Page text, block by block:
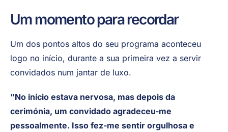
Um momento para recordar
Um dos pontos altos do seu programa aconteceu
logo no início, durante a sua primeira vez a servir
convidados num jantar de luxo.
"No início estava nervosa, mas depois da
cerimónia, um convidado agradeceu-me
pessoalmente. Isso fez-me sentir orgulhosa e